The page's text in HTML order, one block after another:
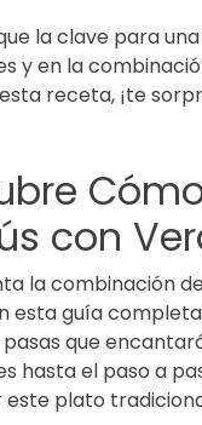
la clave para
y en la
receta, ¡te
con
la combinación
esta guía
que
hasta el paso a
plato